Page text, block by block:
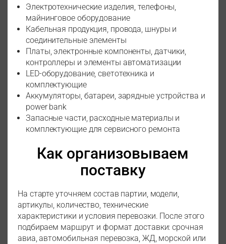
Электротехнические изделия, телефоны,
майнинговое оборудование
Кабельная продукция, провода, шнуры и
соединительные элементы
Платы, электронные компоненты, датчики,
контроллеры и элементы автоматизации
LED-оборудование, светотехника и
комплектующие
Аккумуляторы, батареи, зарядные устройства и
power bank
Запасные части, расходные материалы и
комплектующие для сервисного ремонта
Как организовываем
поставку
На старте уточняем состав партии, модели,
артикулы, количество, технические
характеристики и условия перевозки. После этого
подбираем маршрут и формат доставки: срочная
авиа, автомобильная перевозка, ЖД, морской или